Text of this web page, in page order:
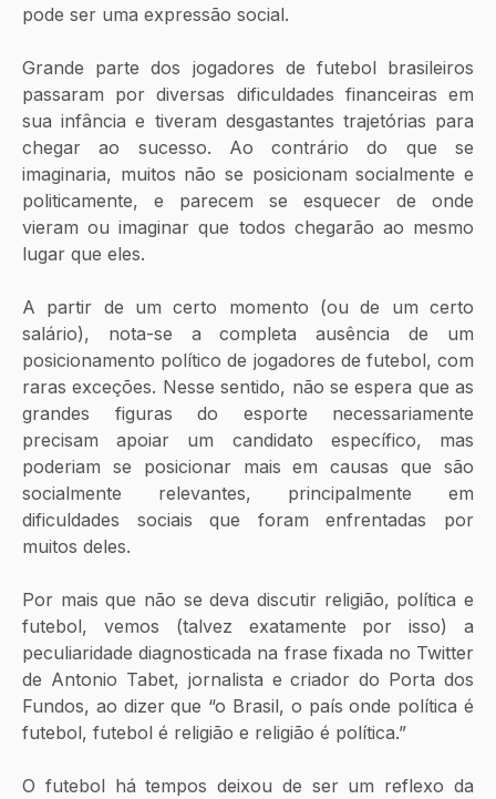
pode ser uma expressão social.
Grande parte dos jogadores de futebol brasileiros
passaram por diversas dificuldades financeiras em
sua infância e tiveram desgastantes trajetórias para
chegar ao sucesso. Ao contrário do que se
imaginaria, muitos não se posicionam socialmente e
politicamente, e parecem se esquecer de onde
vieram ou imaginar que todos chegarão ao mesmo
lugar que eles.
A partir de um certo momento (ou de um certo
salário), nota-se a completa ausência de um
posicionamento político de jogadores de futebol, com
raras exceções. Nesse sentido, não se espera que as
grandes figuras do esporte necessariamente
precisam apoiar um candidato específico, mas
poderiam se posicionar mais em causas que são
socialmente relevantes, principalmente em
dificuldades sociais que foram enfrentadas por
muitos deles.
Por mais que não se deva discutir religião, política e
futebol, vemos (talvez exatamente por isso) a
peculiaridade diagnosticada na frase fixada no Twitter
de Antonio Tabet, jornalista e criador do Porta dos
Fundos, ao dizer que “o Brasil, o país onde política é
futebol, futebol é religião e religião é política.”
O futebol há tempos deixou de ser um reflexo da